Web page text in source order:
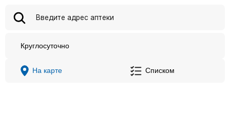
Круглосуточно
На карте Списком